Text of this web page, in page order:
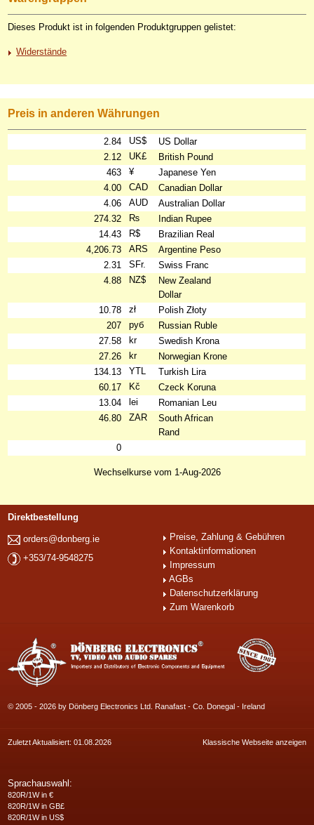
Dieses Produkt ist in folgenden Produktgruppen gelistet:
Widerstände
Preis in anderen Währungen
2.84 US$
US Dollar
2.12
UK£
British Pound
463
¥
Japanese Yen
4.00
CAD
Canadian Dollar
4.06
AUD
Australian Dollar
274.32
₨
Indian Rupee
14.43
R$
Brazilian Real
4,206.73
ARS
Argentine Peso
2.31
SFr.
Swiss Franc
4.88
NZ$
New Zealand
Dollar
10.78
zł
Polish Złoty
207
руб
Russian Ruble
27.58
kr
Swedish Krona
27.26
kr
Norwegian Krone
134.13
YTL
Turkish Lira
60.17
Kč
Czeck Koruna
13.04
lei
Romanian Leu
46.80
ZAR
South African
Rand
0
Wechselkurse vom 1-Aug-2026
Direktbestellung
orders@donberg.ie
+353/74-9548275
Preise, Zahlung & Gebühren
Kontaktinformationen
Impressum
AGBs
Datenschutzerklärung
Zum Warenkorb
© 2005 - 2026 by Dönberg Electronics Ltd. Ranafast - Co. Donegal - Ireland
Zuletzt Aktualisiert: 01.08.2026 Klassische Webseite anzeigen
Sprachauswahl:
820R/1W in €
820R/1W in GB£
820R/1W in US$